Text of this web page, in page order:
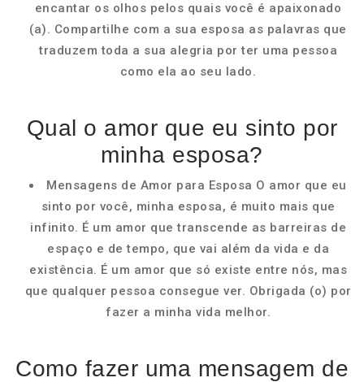
encantar os olhos pelos quais você é apaixonado
(a). Compartilhe com a sua esposa as palavras que
traduzem toda a sua alegria por ter uma pessoa
como ela ao seu lado.
Qual o amor que eu sinto por
minha esposa?
Mensagens de Amor para Esposa O amor que eu
sinto por você, minha esposa, é muito mais que
infinito. É um amor que transcende as barreiras de
espaço e de tempo, que vai além da vida e da
existência. É um amor que só existe entre nós, mas
que qualquer pessoa consegue ver. Obrigada (o) por
fazer a minha vida melhor.
Como fazer uma mensagem de